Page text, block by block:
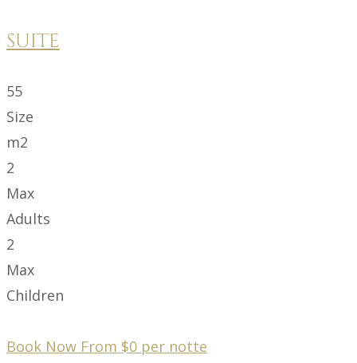
SUITE
55
Size
m2
2
Max
Adults
2
Max
Children
Book Now From $0 per notte